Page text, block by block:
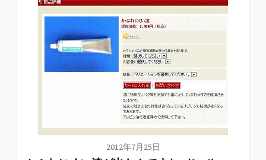
2012年7月25日